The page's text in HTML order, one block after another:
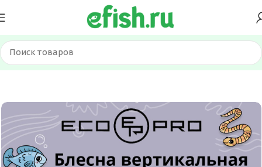
Главная Приманки Блесна